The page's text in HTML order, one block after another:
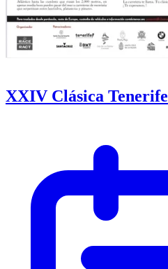
XXIV Clásica Tenerife